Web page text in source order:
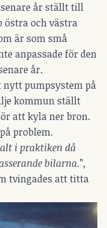
år ställt till
östra och västra
är som små
anpassade för den
år.
pumpsystem på
kommun ställt
att kyla ner bron.
problem.
i praktiken då
bilarna.”,
tvingades att titta